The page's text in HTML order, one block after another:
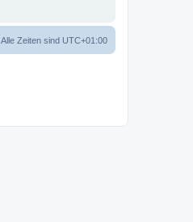
Alle Zeiten sind UTC+01:00